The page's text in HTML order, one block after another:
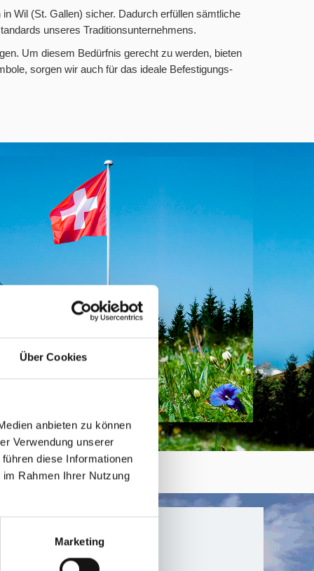
Über Cookies
anbieten zu können
Verwendung unserer
diese Informationen
Rahmen Ihrer Nutzung
Marketing
Wil (St. Gallen) sicher. Dadurch erfüllen sämtliche
unseres Traditionsunternehmens.
Um diesem Bedürfnis gerecht zu werden, bieten
sorgen wir auch für das ideale Befestigungs-